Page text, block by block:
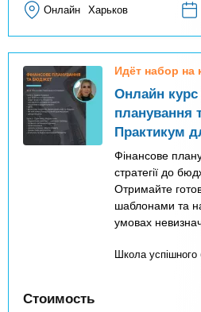
Онлайн Харьков
Идёт набор на
Онлайн
планування
Практикум
Фінансове
стратегії до
Отримайте
шаблонами та
умовах
Школа успішного
Стоимость